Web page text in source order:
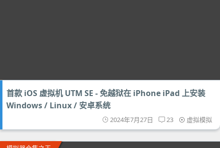
首款 iOS 虚拟机 UTM SE - 免越狱在 iPhone iPad 上安装
Windows / Linux / 安卓系统
2024年7月27日 23 虚拟模拟